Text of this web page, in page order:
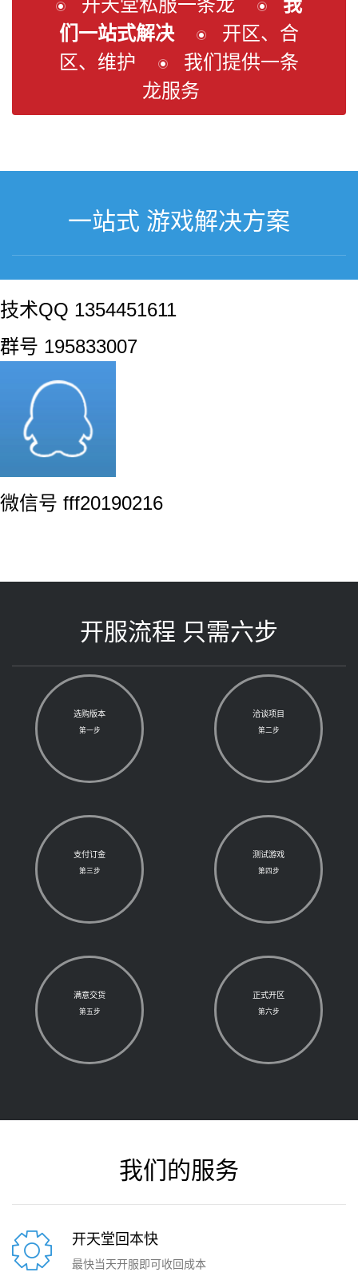
开天堂私服一条龙
我
们一站式解决
开区、合
区、维护
我们提供一条
龙服务
一站式 游戏解决方案
技术QQ 1354451611
群号 195833007
微信号 fff20190216
开服流程 只需六步
选购版本
第一步
洽谈项目
第二步
支付订金
第三步
测试游戏
第四步
满意交货
第五步
正式开区
第六步
我们的服务
开天堂回本快
最快当天开服即可收回成本